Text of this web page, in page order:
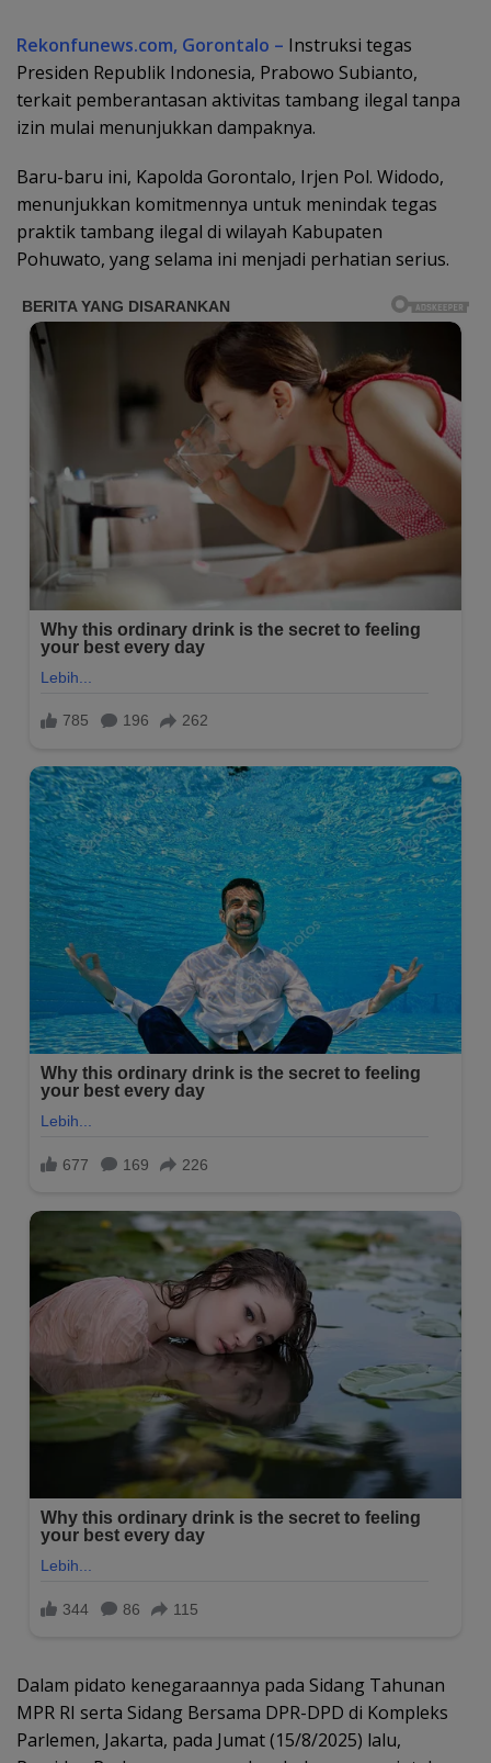
Rekonfunews.com, Gorontalo – Instruksi tegas
Presiden Republik Indonesia, Prabowo Subianto,
terkait pemberantasan aktivitas tambang ilegal tanpa
izin mulai menunjukkan dampaknya.
Baru-baru ini, Kapolda Gorontalo, Irjen Pol. Widodo,
menunjukkan komitmennya untuk menindak tegas
praktik tambang ilegal di wilayah Kabupaten
Pohuwato, yang selama ini menjadi perhatian serius.
Dalam pidato kenegaraannya pada Sidang Tahunan
MPR RI serta Sidang Bersama DPR-DPD di Kompleks
Parlemen, Jakarta, pada Jumat (15/8/2025) lalu,